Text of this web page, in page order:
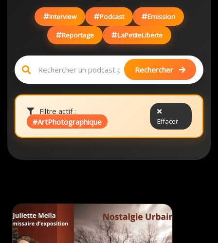
Interview Podcast Emission
Reportage LaPetiteLiberte
Rechercher
Filtre actif :
#ArtPhotographique
Effacer